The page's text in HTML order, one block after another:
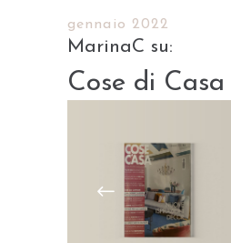
gennaio 2022
Cose di Casa